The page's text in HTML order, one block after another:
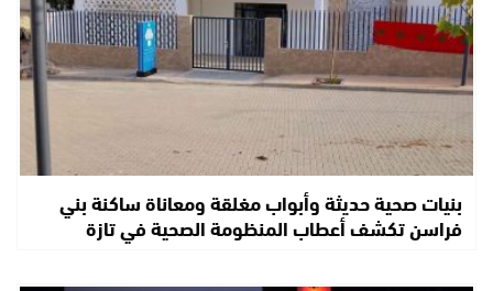
بنيات صحية حديثة وأبواب مغلقة ومعاناة ساكنة بني
فراسن تكشف أعطاب المنظومة الصحية في تازة